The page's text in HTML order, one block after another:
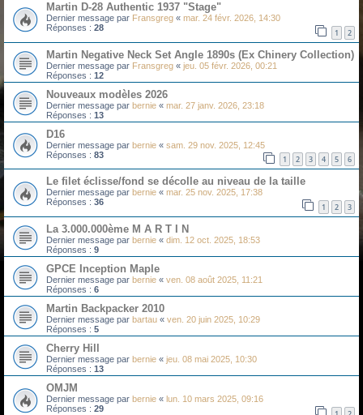
Martin D-28 Authentic 1937 "Stage"
Dernier message par Fransgreg « mar. 24 févr. 2026, 14:30
Réponses : 28 1 2
Martin Negative Neck Set Angle 1890s (Ex Chinery Collection)
Dernier message par Fransgreg « jeu. 05 févr. 2026, 00:21
Réponses : 12
Nouveaux modèles 2026
Dernier message par bernie « mar. 27 janv. 2026, 23:18
Réponses : 13
D16
Dernier message par bernie « sam. 29 nov. 2025, 12:45
Réponses : 83 1 2 3 4 5 6
Le filet éclisse/fond se décolle au niveau de la taille
Dernier message par bernie « mar. 25 nov. 2025, 17:38
Réponses : 36 1 2 3
La 3.000.000ème M A R T I N
Dernier message par bernie « dim. 12 oct. 2025, 18:53
Réponses : 9
GPCE Inception Maple
Dernier message par bernie « ven. 08 août 2025, 11:21
Réponses : 6
Martin Backpacker 2010
Dernier message par bartau « ven. 20 juin 2025, 10:29
Réponses : 5
Cherry Hill
Dernier message par bernie « jeu. 08 mai 2025, 10:30
Réponses : 13
OMJM
Dernier message par bernie « lun. 10 mars 2025, 09:16
Réponses : 29